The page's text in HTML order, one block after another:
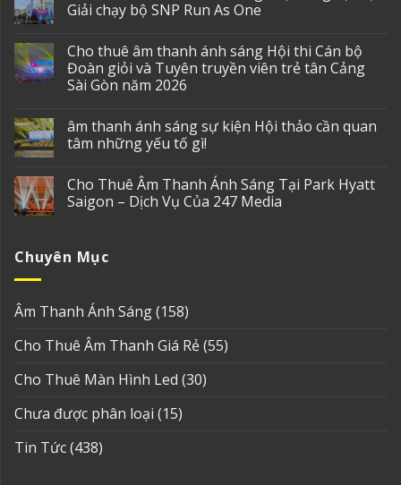
Giải chạy bộ SNP Run As One
Cho thuê âm thanh ánh sáng Hội thi Cán bộ
Đoàn giỏi và Tuyên truyền viên trẻ tân Cảng
Sài Gòn năm 2026
âm thanh ánh sáng sự kiện Hội thảo cần quan
tâm những yếu tố gì!
Cho Thuê Âm Thanh Ánh Sáng Tại Park Hyatt
Saigon – Dịch Vụ Của 247 Media
Chuyên Mục
Âm Thanh Ánh Sáng(158)
Cho Thuê Âm Thanh Giá Rẻ(55)
Cho Thuê Màn Hình Led (30)
Chưa được phân loại (15)
Tin Tức(438)